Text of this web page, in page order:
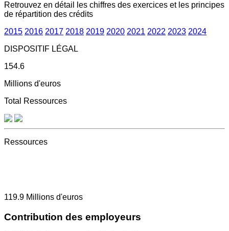
Retrouvez en détail les chiffres des exercices et les principes
de répartition des crédits
2015 2016 2017 2018 2019 2020 2021 2022 2023 2024
DISPOSITIF LÉGAL
154.6
Millions d'euros
Total Ressources
Ressources
119.9 Millions d'euros
Contribution des employeurs